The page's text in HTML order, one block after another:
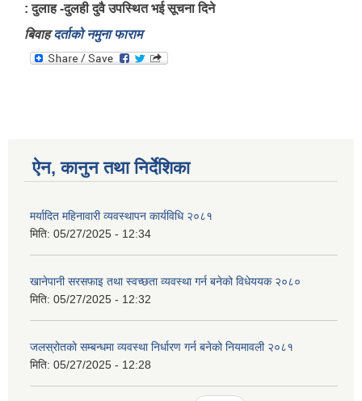
: दुलाह -दुलही दुवै उपस्थित भई सूचना दिने
बिवाहदर्ताको नमुना फाराम
ऐन, कानुन तथा निर्देशिका
मर्यादित महिनावारी व्यवस्थापन कार्यविधि २०८१
मिति: 05/27/2025 - 12:34
खानेपानी सरसफाइ तथा स्वच्छता व्यवस्था गर्न बनेको विधेययक २०८०
मिति: 05/27/2025 - 12:32
जलस्रोतको सम्बन्धमा व्यवस्था निर्धारण गर्न बनेको नियमावली २०८१
मिति: 05/27/2025 - 12:28